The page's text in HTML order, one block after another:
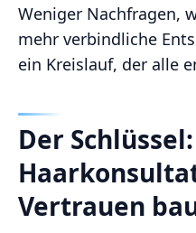
Weniger Nachfragen,
mehr verbindliche
ein Kreislauf, der alle
Der Schlüssel:
Vertrauen